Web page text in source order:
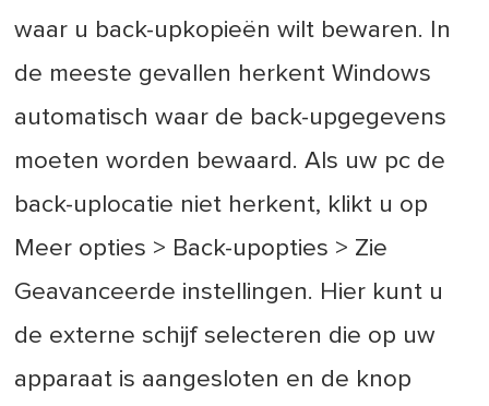
waar u back-upkopieën wilt bewaren. In
de meeste gevallen herkent Windows
automatisch waar de back-upgegevens
moeten worden bewaard. Als uw pc de
back-uplocatie niet herkent, klikt u op
Meer opties > Back-upopties > Zie
Geavanceerde instellingen. Hier kunt u
de externe schijf selecteren die op uw
apparaat is aangesloten en de knop